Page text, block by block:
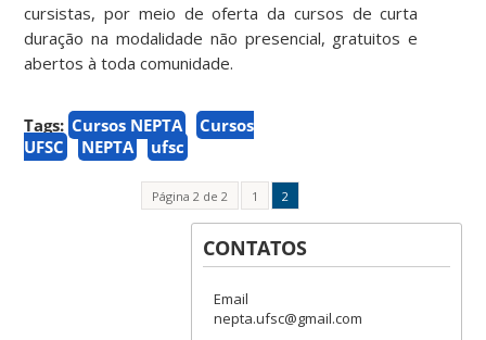
cursistas, por meio de oferta da cursos de curta
duração na modalidade não presencial, gratuitos e
abertos à toda comunidade.
Tags: Cursos NEPTA
Cursos
UFSC
NEPTA ufsc
Página 2 de 2 1 2
CONTATOS
Email
nepta.ufsc@gmail.com